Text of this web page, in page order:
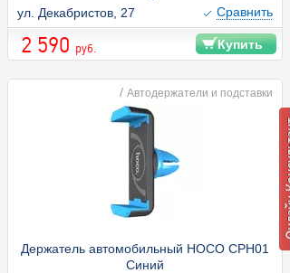
ул. Декабристов, 27
Cравнить
2 590 руб. Купить
/ Автодержатели и подставки
Держатель автомобильный HOCO CPH01
Синий